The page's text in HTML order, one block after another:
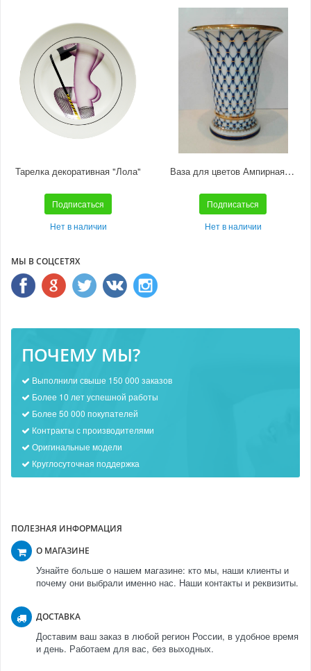
Тарелка декоративная "Лола"
Подписаться
Нет в наличии
Ваза для цветов Ампирная "Кобальтовая сетка"
Подписаться
Нет в наличии
МЫ В СОЦСЕТЯХ
ПОЧЕМУ МЫ?
Выполнили свыше 150 000 заказов
Более 10 лет успешной работы
Более 50 000 покупателей
Контракты с производителями
Оригинальные модели
Круглосуточная поддержка
ПОЛЕЗНАЯ ИНФОРМАЦИЯ
О МАГАЗИНЕ
Узнайте больше о нашем магазине: кто мы, наши клиенты и
почему они выбрали именно нас. Наши контакты и реквизиты.
ДОСТАВКА
Доставим ваш заказ в любой регион России, в удобное время
и день. Работаем для вас, без выходных.